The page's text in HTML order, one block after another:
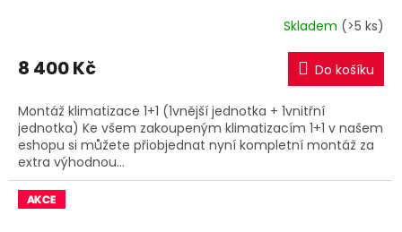
R
M
A
Skladem (>5 ks)
8 400 Kč Do košíku
Montáž klimatizace 1+1 (1vnější jednotka + 1vnitřní
jednotka) Ke všem zakoupeným klimatizacím 1+1 v našem
eshopu si můžete přiobjednat nyní kompletní montáž za
extra výhodnou...